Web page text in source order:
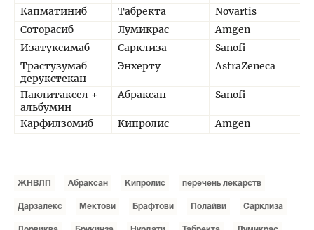
Капматиниб
Табректа Novartis
Соторасиб
Лумикрас Amgen
Изатуксимаб
Сарклиза
Sanofi
Трастузумаб
дерукстекан
Энхерту AstraZeneca
Паклитаксел +
альбумин
Абраксан Sanofi
Карфилзомиб Кипролис Amgen
ЖНВЛП Абраксан Кипролис перечень лекарств
Дарзалекс Мектови Брафтови Полайви Сарклиза